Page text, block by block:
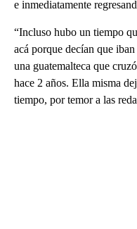
e inmediatamente
“Incluso hubo un tiempo
acá porque decían que
una guatemalteca que
hace 2 años. Ella misma
tiempo, por temor a las